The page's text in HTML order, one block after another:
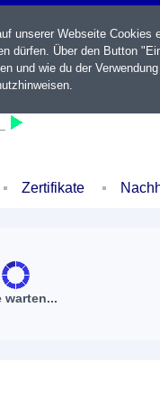
Zertifikate
warten...
unserer Webseite Cookies
dürfen. Über den Button
und wie du der
.